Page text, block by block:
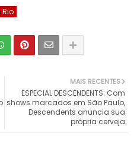
Rio
MAIS RECENTES
ESPECIAL DESCENDENTS: Com
shows marcados em São Paulo,
Descendents anuncia sua
própria cerveja